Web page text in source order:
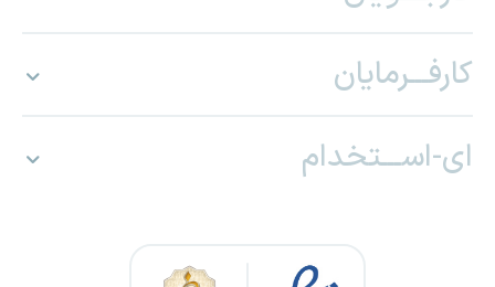
کارفـــرمایان
ای-اســـتخدام